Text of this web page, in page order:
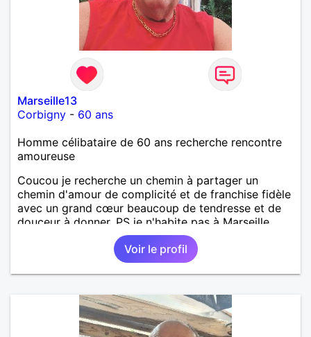
Marseille13
Corbigny - 60 ans
Homme célibataire de 60 ans recherche rencontre
amoureuse
Coucou je recherche un chemin à partager un
chemin d'amour de complicité et de franchise fidèle
avec un grand cœur beaucoup de tendresse et de
douceur à donner. PS je n'habite pas à Marseille
j'habite dans le département de la Nièvre 58 mets
fan de l'Olympique de Marseille
Voir le profil